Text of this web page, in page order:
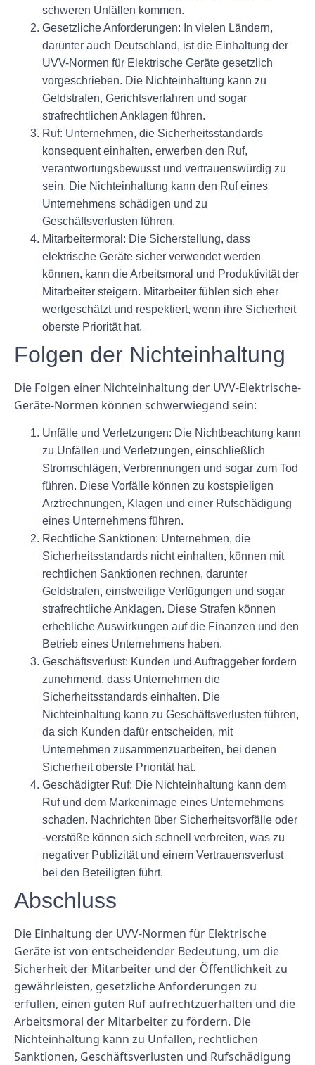
schweren Unfällen kommen.
Gesetzliche Anforderungen: In vielen Ländern,
darunter auch Deutschland, ist die Einhaltung der
UVV-Normen für Elektrische Geräte gesetzlich
vorgeschrieben. Die Nichteinhaltung kann zu
Geldstrafen, Gerichtsverfahren und sogar
strafrechtlichen Anklagen führen.
Ruf: Unternehmen, die Sicherheitsstandards
konsequent einhalten, erwerben den Ruf,
verantwortungsbewusst und vertrauenswürdig zu
sein. Die Nichteinhaltung kann den Ruf eines
Unternehmens schädigen und zu
Geschäftsverlusten führen.
Mitarbeitermoral: Die Sicherstellung, dass
elektrische Geräte sicher verwendet werden
können, kann die Arbeitsmoral und Produktivität der
Mitarbeiter steigern. Mitarbeiter fühlen sich eher
wertgeschätzt und respektiert, wenn ihre Sicherheit
oberste Priorität hat.
Folgen der Nichteinhaltung
Die Folgen einer Nichteinhaltung der UVV-Elektrische-
Geräte-Normen können schwerwiegend sein:
Unfälle und Verletzungen: Die Nichtbeachtung kann
zu Unfällen und Verletzungen, einschließlich
Stromschlägen, Verbrennungen und sogar zum Tod
führen. Diese Vorfälle können zu kostspieligen
Arztrechnungen, Klagen und einer Rufschädigung
eines Unternehmens führen.
Rechtliche Sanktionen: Unternehmen, die
Sicherheitsstandards nicht einhalten, können mit
rechtlichen Sanktionen rechnen, darunter
Geldstrafen, einstweilige Verfügungen und sogar
strafrechtliche Anklagen. Diese Strafen können
erhebliche Auswirkungen auf die Finanzen und den
Betrieb eines Unternehmens haben.
Geschäftsverlust: Kunden und Auftraggeber fordern
zunehmend, dass Unternehmen die
Sicherheitsstandards einhalten. Die
Nichteinhaltung kann zu Geschäftsverlusten führen,
da sich Kunden dafür entscheiden, mit
Unternehmen zusammenzuarbeiten, bei denen
Sicherheit oberste Priorität hat.
Geschädigter Ruf: Die Nichteinhaltung kann dem
Ruf und dem Markenimage eines Unternehmens
schaden. Nachrichten über Sicherheitsvorfälle oder
-verstöße können sich schnell verbreiten, was zu
negativer Publizität und einem Vertrauensverlust
bei den Beteiligten führt.
Abschluss
Die Einhaltung der UVV-Normen für Elektrische
Geräte ist von entscheidender Bedeutung, um die
Sicherheit der Mitarbeiter und der Öffentlichkeit zu
gewährleisten, gesetzliche Anforderungen zu
erfüllen, einen guten Ruf aufrechtzuerhalten und die
Arbeitsmoral der Mitarbeiter zu fördern. Die
Nichteinhaltung kann zu Unfällen, rechtlichen
Sanktionen, Geschäftsverlusten und Rufschädigung